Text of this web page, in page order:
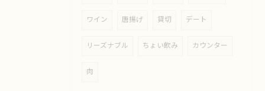
ワイン 唐揚げ 貸切 デート
リーズナブル ちょい飲み カウンター
肉